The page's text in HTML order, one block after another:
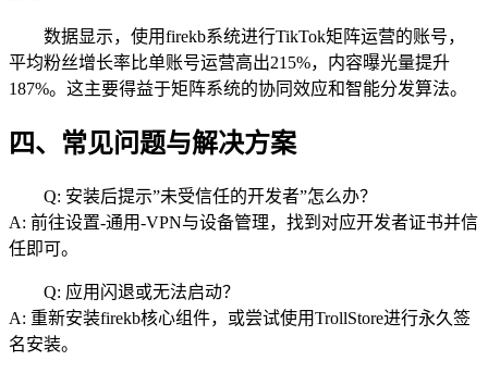
数据显示，使用firekb系统进行TikTok矩阵运营的账号，
平均粉丝增长率比单账号运营高出215%，内容曝光量提升
187%。这主要得益于矩阵系统的协同效应和智能分发算法。
四、常见问题与解决方案
Q: 安装后提示”未受信任的开发者”怎么办？
A: 前往设置-通用-VPN与设备管理，找到对应开发者证书并信
任即可。
Q: 应用闪退或无法启动？
A: 重新安装firekb核心组件，或尝试使用TrollStore进行永久签
名安装。